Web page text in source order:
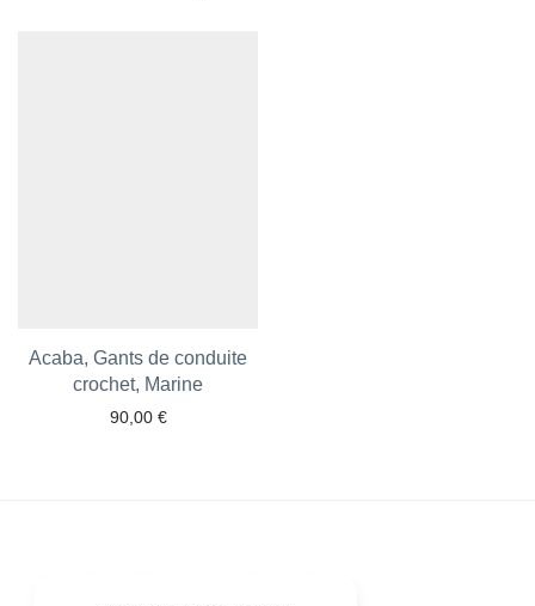
Acaba, Gants de conduite
crochet, Marine
90,00 €
Ajouter aux favoris